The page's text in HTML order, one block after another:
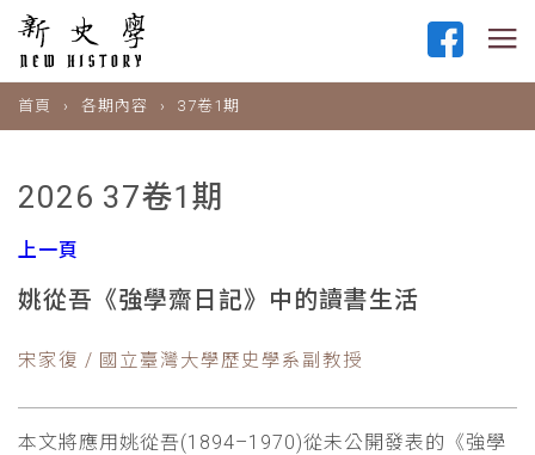
首頁 各期內容 37卷1期
2026 37卷1期
上一頁
姚從吾《強學齋日記》中的讀書生活
宋家復 / 國立臺灣大學歷史學系副教授
本文將應用姚從吾(1894–1970)從未公開發表的《強學